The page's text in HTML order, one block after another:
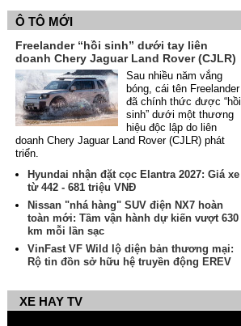
Ô TÔ MỚI
Freelander “hồi sinh” dưới tay liên
doanh Chery Jaguar Land Rover (CJLR)
Sau nhiều năm vắng
bóng, cái tên Freelander
đã chính thức được “hồi
sinh” dưới một thương
hiệu độc lập do liên
doanh Chery Jaguar Land Rover (CJLR) phát
triển.
Hyundai nhận đặt cọc Elantra 2027: Giá xe
từ 442 - 681 triệu VNĐ
Nissan "nhá hàng" SUV điện NX7 hoàn
toàn mới: Tầm vận hành dự kiến vượt 630
km mỗi lần sạc
VinFast VF Wild lộ diện bản thương mại:
Rộ tin đồn sở hữu hệ truyền động EREV
XE HAY TV